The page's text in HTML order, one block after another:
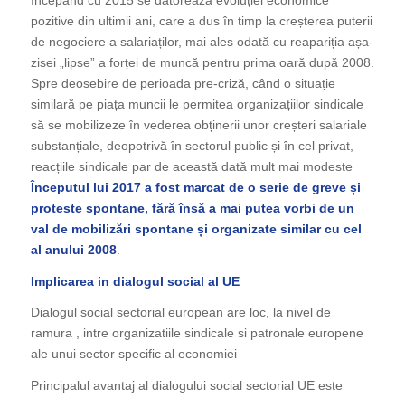
pozitive din ultimii ani, care a dus în timp la creșterea puterii
de negociere a salariaților, mai ales odată cu reapariția așa-
zisei „lipse” a forței de muncă pentru prima oară după 2008.
Spre deosebire de perioada pre-criză, când o situație
similară pe piața muncii le permitea organizațiilor sindicale
să se mobilizeze în vederea obținerii unor creșteri salariale
substanțiale, deopotrivă în sectorul public și în cel privat,
reacțiile sindicale par de această dată mult mai modeste
Începutul lui 2017 a fost marcat de o serie de greve și
proteste spontane, fără însă a mai putea vorbi de un
val de mobilizări spontane și organizate similar cu cel
al anului 2008.
Implicarea in dialogul social al UE
Dialogul social sectorial european are loc, la nivel de
ramura , intre organizatiile sindicale si patronale europene
ale unui sector specific al economiei
Principalul avantaj al dialogului social sectorial UE este